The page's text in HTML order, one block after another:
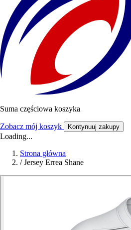
Suma częściowa koszyka
Zobacz mój koszyk Kontynuuj zakupy
Loading...
Strona główna
/ Jersey Errea Shane